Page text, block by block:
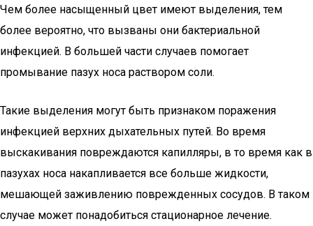
Чем более насыщенный цвет имеют выделения, тем
более вероятно, что вызваны они бактериальной
инфекцией. В большей части случаев помогает
промывание пазух носа раствором соли.
Такие выделения могут быть признаком поражения
инфекцией верхних дыхательных путей. Во время
выскакивания повреждаются капилляры, в то время как в
пазухах носа накапливается все больше жидкости,
мешающей заживлению поврежденных сосудов. В таком
случае может понадобиться стационарное лечение.